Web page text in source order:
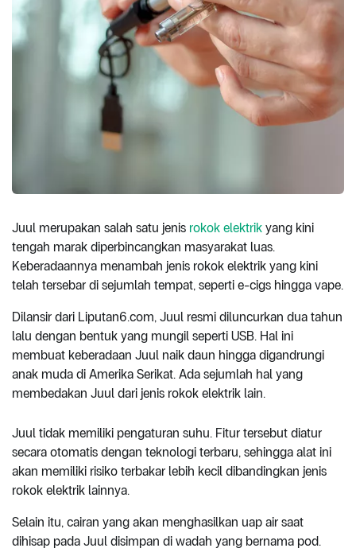
Juul merupakan salah satu jenis rokok elektrik yang kini
tengah marak diperbincangkan masyarakat luas.
Keberadaannya menambah jenis rokok elektrik yang kini
telah tersebar di sejumlah tempat, seperti e-cigs hingga vape.
Dilansir dari Liputan6.com, Juul resmi diluncurkan dua tahun
lalu dengan bentuk yang mungil seperti USB. Hal ini
membuat keberadaan Juul naik daun hingga digandrungi
anak muda di Amerika Serikat. Ada sejumlah hal yang
membedakan Juul dari jenis rokok elektrik lain.
Juul tidak memiliki pengaturan suhu. Fitur tersebut diatur
secara otomatis dengan teknologi terbaru, sehingga alat ini
akan memiliki risiko terbakar lebih kecil dibandingkan jenis
rokok elektrik lainnya.
Selain itu, cairan yang akan menghasilkan uap air saat
dihisap pada Juul disimpan di wadah yang bernama pod.